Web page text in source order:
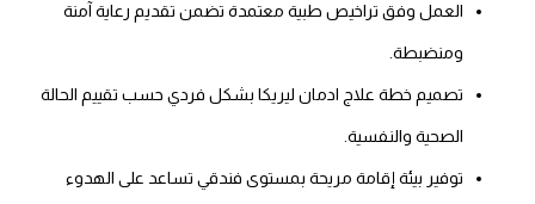
العمل وفق تراخيص طبية معتمدة تضمن تقديم رعاية آمنة
ومنضبطة.
تصميم خطة علاج ادمان ليريكا بشكل فردي حسب تقييم الحالة
الصحية والنفسية.
توفير بيئة إقامة مريحة بمستوى فندقي تساعد على الهدوء